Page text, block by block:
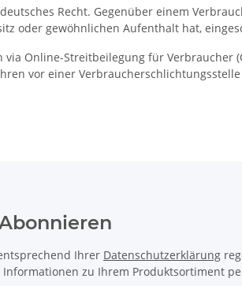
Recht. Gegenüber einem
oder gewöhnlichen Aufenthalt hat,
via Online-Streitbeilegung für Verbraucher
vor einer
Ihrer Datenschutzerklärung
zu Ihrem Produktsortiment